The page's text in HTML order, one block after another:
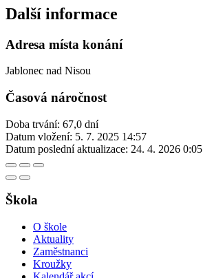
Další informace
Adresa místa konání
Jablonec nad Nisou
Časová náročnost
Doba trvání: 67,0 dní
Datum vložení: 5. 7. 2025 14:57
Datum poslední aktualizace: 24. 4. 2026 0:05
Škola
O škole
Aktuality
Zaměstnanci
Kroužky